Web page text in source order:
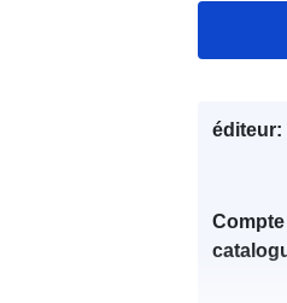
éditeur: